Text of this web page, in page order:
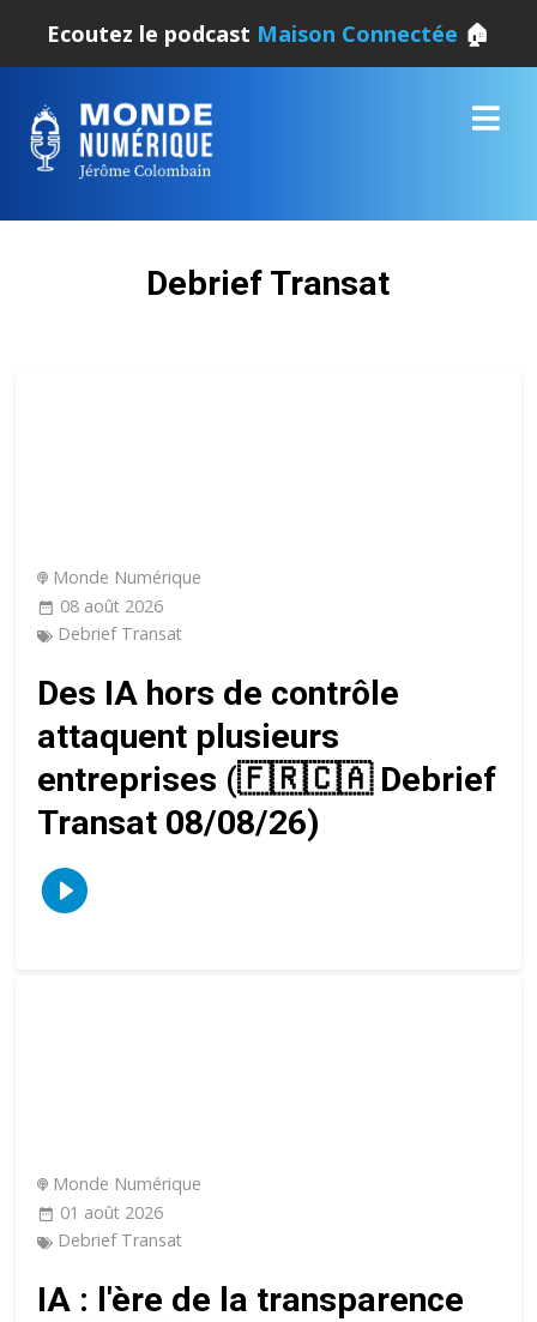
Ecoutez le podcast Maison Connectée 🏠
Debrief Transat
Monde Numérique
08 août 2026
Debrief Transat
Des IA hors de contrôle
attaquent plusieurs
entreprises (🇫🇷🇨🇦 Debrief
Transat 08/08/26)
Monde Numérique
01 août 2026
Debrief Transat
IA : l'ère de la transparence